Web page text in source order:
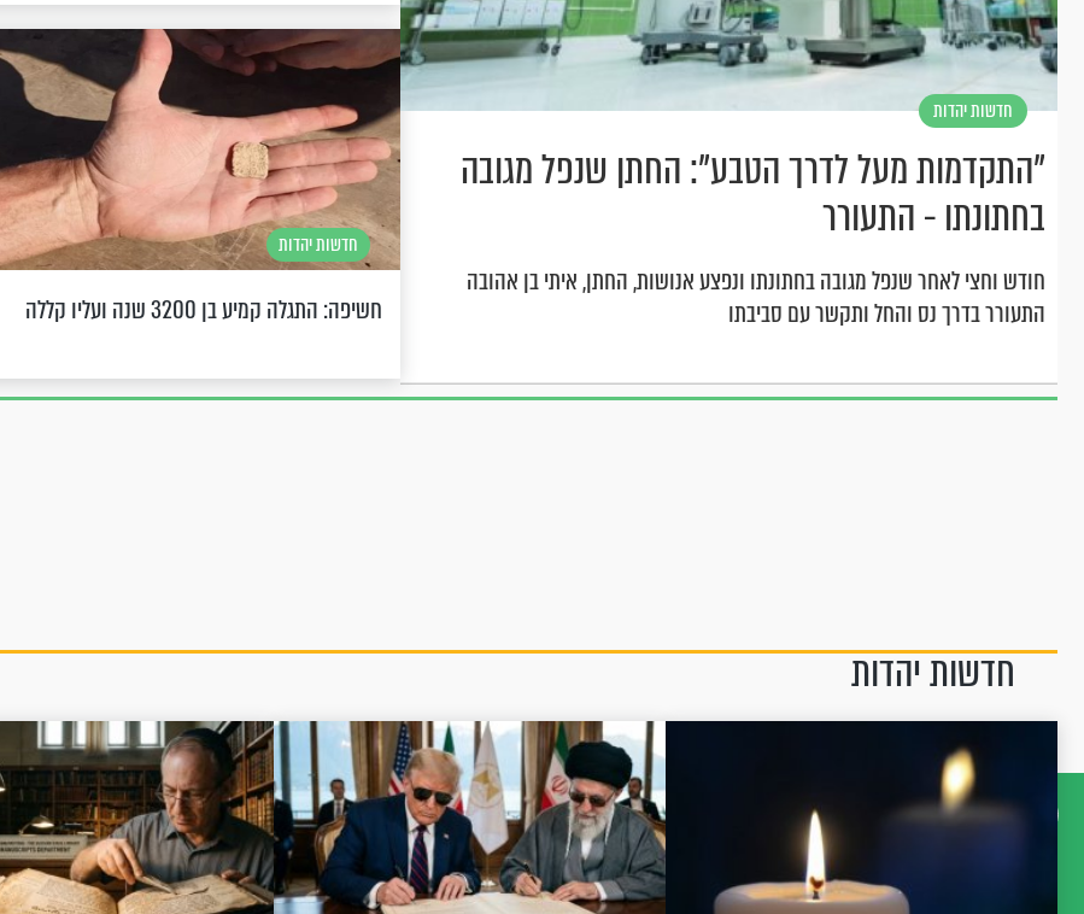
חדשות יהדות
"התקדמות מעל לדרך הטבע": החתן שנפל מגובה
בחתונתו - התעורר
חודש וחצי לאחר שנפל מגובה בחתונתו ונפצע אנושות, החתן, איתי בן אהובה
התעורר בדרך נס והחל ותקשר עם סביבתו
חדשות יהדות
חשיפה: התגלה קמיע בן 3200 שנה ועליו קללה
חדשות יהדות